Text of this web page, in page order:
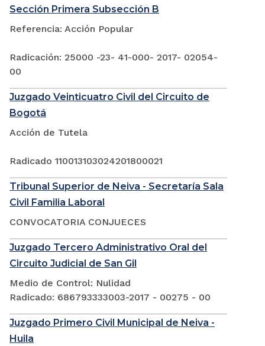
Sección Primera Subsección B
Referencia: Acción Popular
Radicación: 25000 -23- 41-000- 2017- 02054-
00
Juzgado Veinticuatro Civil del Circuito de
Bogotá
Acción de Tutela
Radicado 110013103024201800021
Tribunal Superior de Neiva - Secretaría Sala
Civil Familia Laboral
CONVOCATORIA CONJUECES
Juzgado Tercero Administrativo Oral del
Circuito Judicial de San Gil
Medio de Control: Nulidad
Radicado: 686793333003-2017 - 00275 - 00
Juzgado Primero Civil Municipal de Neiva -
Huila